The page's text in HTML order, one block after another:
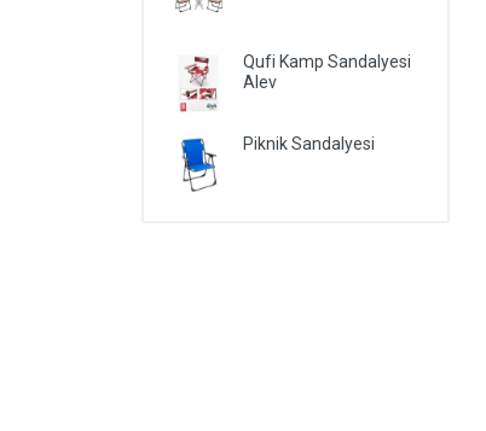
Qufi Kamp Sandalyesi
Alev
Piknik Sandalyesi